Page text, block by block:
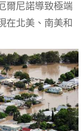
爾尼諾導致極端
在北美、南美和